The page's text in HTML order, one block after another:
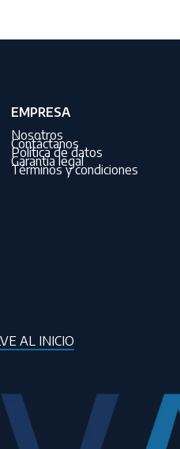
EMPRESA
Nosotros
Contáctanos
Política de datos
Garantía legal
Términos y condiciones
AL INICIO